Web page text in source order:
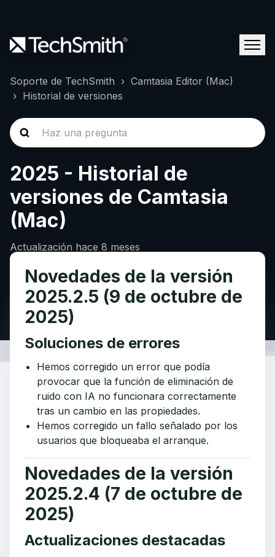
Soporte de TechSmith
Camtasia Editor (Mac)
Historial de versiones
2025 - Historial de
versiones de Camtasia
(Mac)
Actualización hace 8 meses
Novedades de la versión
2025.2.5 (9 de octubre de
2025)
Soluciones de errores
Hemos corregido un error que podía
provocar que la función de eliminación de
ruido con IA no funcionara correctamente
tras un cambio en las propiedades.
Hemos corregido un fallo señalado por los
usuarios que bloqueaba el arranque.
Novedades de la versión
2025.2.4 (7 de octubre de
2025)
Actualizaciones destacadas